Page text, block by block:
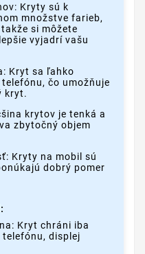
Kryty sú k
množstve farieb,
si môžete
vyjadrí vašu
Kryt sa ľahko
čo umožňuje
kryt.
krytov je tenká a
zbytočný objem
Kryty na mobil sú
dobrý pomer
Kryt chráni iba
displej